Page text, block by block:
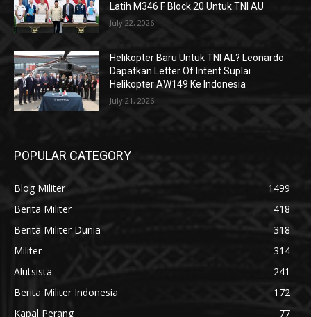
Latih M346 F Block 20 Untuk TNI AU
July 22, 2026
Helikopter Baru Untuk TNI AL? Leonardo
Dapatkan Letter Of Intent Suplai
Helikopter AW149 Ke Indonesia
July 21, 2026
POPULAR CATEGORY
Blog Militer
1499
Berita Militer
418
Berita Militer Dunia
318
Militer
314
Alutsista
241
Berita Militer Indonesia
172
Kapal Perang
77